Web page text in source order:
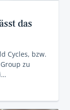
das
Cycles, bzw.
zu